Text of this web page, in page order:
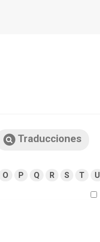
Traducciones
O P Q R S T U